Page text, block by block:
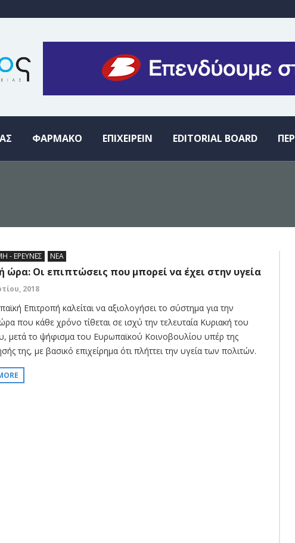
ΦΑΡΜΑΚΟ ΕΠΙΧΕΙΡΕΙΝ EDITORIAL BOARD
- ΕΡΕΥΝΕΣ ΝΕΑ
ώρα: Οι επιπτώσεις που μπορεί να έχει στην υγεία
2018
Επιτροπή καλείται να αξιολογήσει το σύστημα για την
που κάθε χρόνο τίθεται σε ισχύ την τελευταία Κυριακή του
μετά το ψήφισμα του Ευρωπαϊκού Κοινοβουλίου υπέρ της
της, με βασικό επιχείρημα ότι πλήττει την υγεία των πολιτών.